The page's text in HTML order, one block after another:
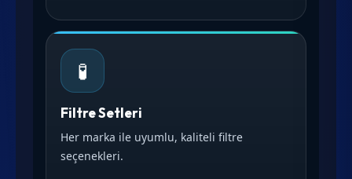
🧪
Filtre Setleri
Her marka ile uyumlu, kaliteli filtre
seçenekleri.